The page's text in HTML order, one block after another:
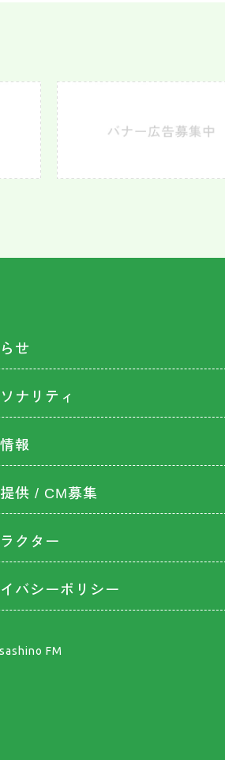
せ
ナリティ
報
供 / CM募集
クター
バシーポリシー
FM